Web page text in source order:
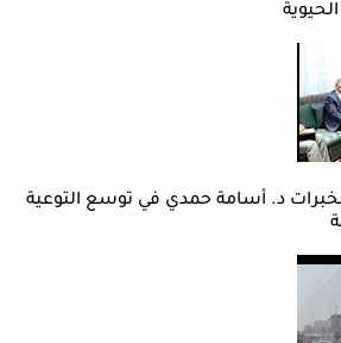
د. أسامة حمدي في توسع التوعية